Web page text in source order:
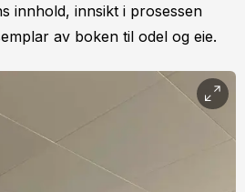
innhold, innsikt i prosessen
av boken til odel og eie.